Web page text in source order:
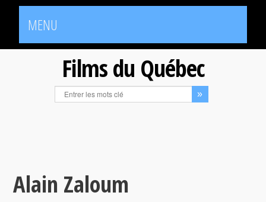
MENU
Films du Québec
Alain Zaloum